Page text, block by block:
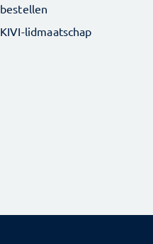
bestellen
KIVI-lidmaatschap